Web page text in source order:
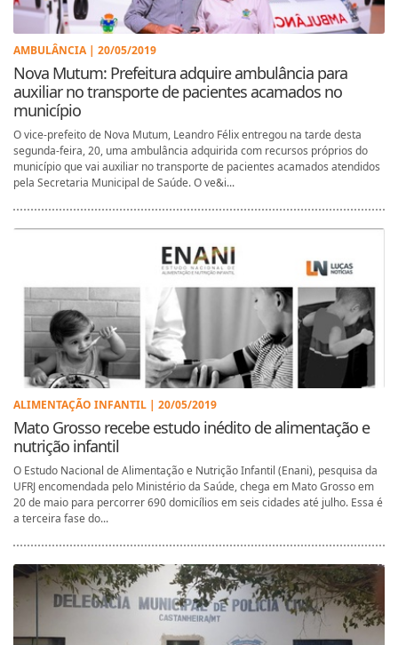
AMBULÂNCIA | 20/05/2019
Nova Mutum: Prefeitura adquire ambulância para
auxiliar no transporte de pacientes acamados no
município
O vice-prefeito de Nova Mutum, Leandro Félix entregou na tarde desta
segunda-feira, 20, uma ambulância adquirida com recursos próprios do
município que vai auxiliar no transporte de pacientes acamados atendidos
pela Secretaria Municipal de Saúde. O ve&i...
ALIMENTAÇÃO INFANTIL | 20/05/2019
Mato Grosso recebe estudo inédito de alimentação e
nutrição infantil
O Estudo Nacional de Alimentação e Nutrição Infantil (Enani), pesquisa da
UFRJ encomendada pelo Ministério da Saúde, chega em Mato Grosso em
20 de maio para percorrer 690 domicílios em seis cidades até julho. Essa é
a terceira fase do...